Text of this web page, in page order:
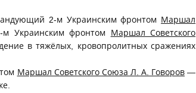
2-м Украинским фронтом Маршал
Украинским фронтом Маршал Советского
в тяжёлых, кровопролитных сражениях
Маршал Советского Союза Л. А. Говоров —